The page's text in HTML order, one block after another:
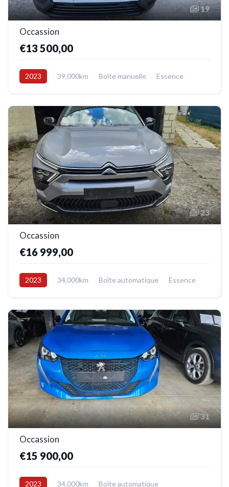
19
Occassion
€13 500,00
2023 39,000km Boîte manuelle
Essence
23
Occassion
€16 999,00
2023 34,000km Boîte automatique
Essence
31
Occassion
€15 900,00
2023 34,000km
Boîte automatique